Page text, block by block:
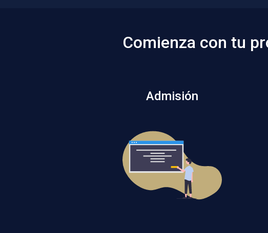
Comienza con tu
Admisión